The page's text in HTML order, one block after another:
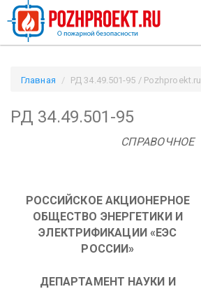
Главная РД 34.49.501-95 / Pozhproekt.ru
РД 34.49.501-95
СПРАВОЧНОЕ
РОССИЙСКОЕ АКЦИОНЕРНОЕ
ОБЩЕСТВО ЭНЕРГЕТИКИ И
ЭЛЕКТРИФИКАЦИИ «ЕЭС
РОССИИ»
ДЕПАРТАМЕНТ НАУКИ И